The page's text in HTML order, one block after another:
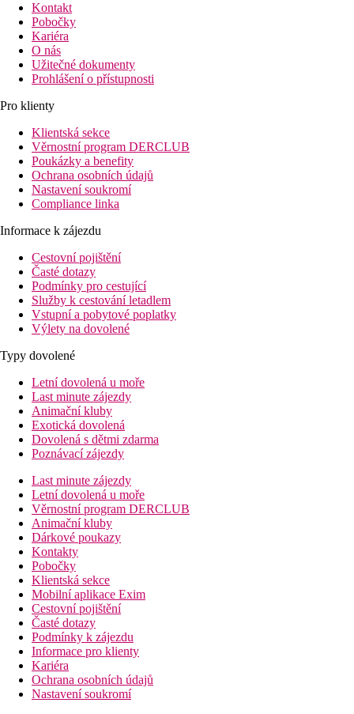
Kontakt
Pobočky
Kariéra
O nás
Užitečné dokumenty
Prohlášení o přístupnosti
Pro klienty
Klientská sekce
Věrnostní program DERCLUB
Poukázky a benefity
Ochrana osobních údajů
Nastavení soukromí
Compliance linka
Informace k zájezdu
Cestovní pojištění
Časté dotazy
Podmínky pro cestující
Služby k cestování letadlem
Vstupní a pobytové poplatky
Výlety na dovolené
Typy dovolené
Letní dovolená u moře
Last minute zájezdy
Animační kluby
Exotická dovolená
Dovolená s dětmi zdarma
Poznávací zájezdy
Last minute zájezdy
Letní dovolená u moře
Věrnostní program DERCLUB
Animační kluby
Dárkové poukazy
Kontakty
Pobočky
Klientská sekce
Mobilní aplikace Exim
Cestovní pojištění
Časté dotazy
Podmínky k zájezdu
Informace pro klienty
Kariéra
Ochrana osobních údajů
Nastavení soukromí